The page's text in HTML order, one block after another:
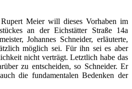
Meier will dieses Vorhaben im
an der Eichstätter Straße 14a
Johannes Schneider, erläuterte,
möglich sei. Für ihn sei es aber
nicht verträgt. Letztlich habe das
zu entscheiden, so Schneider. Er
die fundamentalen Bedenken der